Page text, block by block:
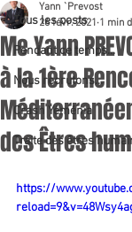
Tous les posts
Pendant ce temps...
Nous recrutons...
Crash Yéménia
Traite des êtres
Me Yann
à la 1ère
des Êtres
Yann `Prevost
26 févr. 2021 1 min
https://